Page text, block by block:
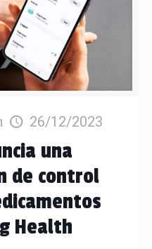
26/12/2023
una
de control
Health